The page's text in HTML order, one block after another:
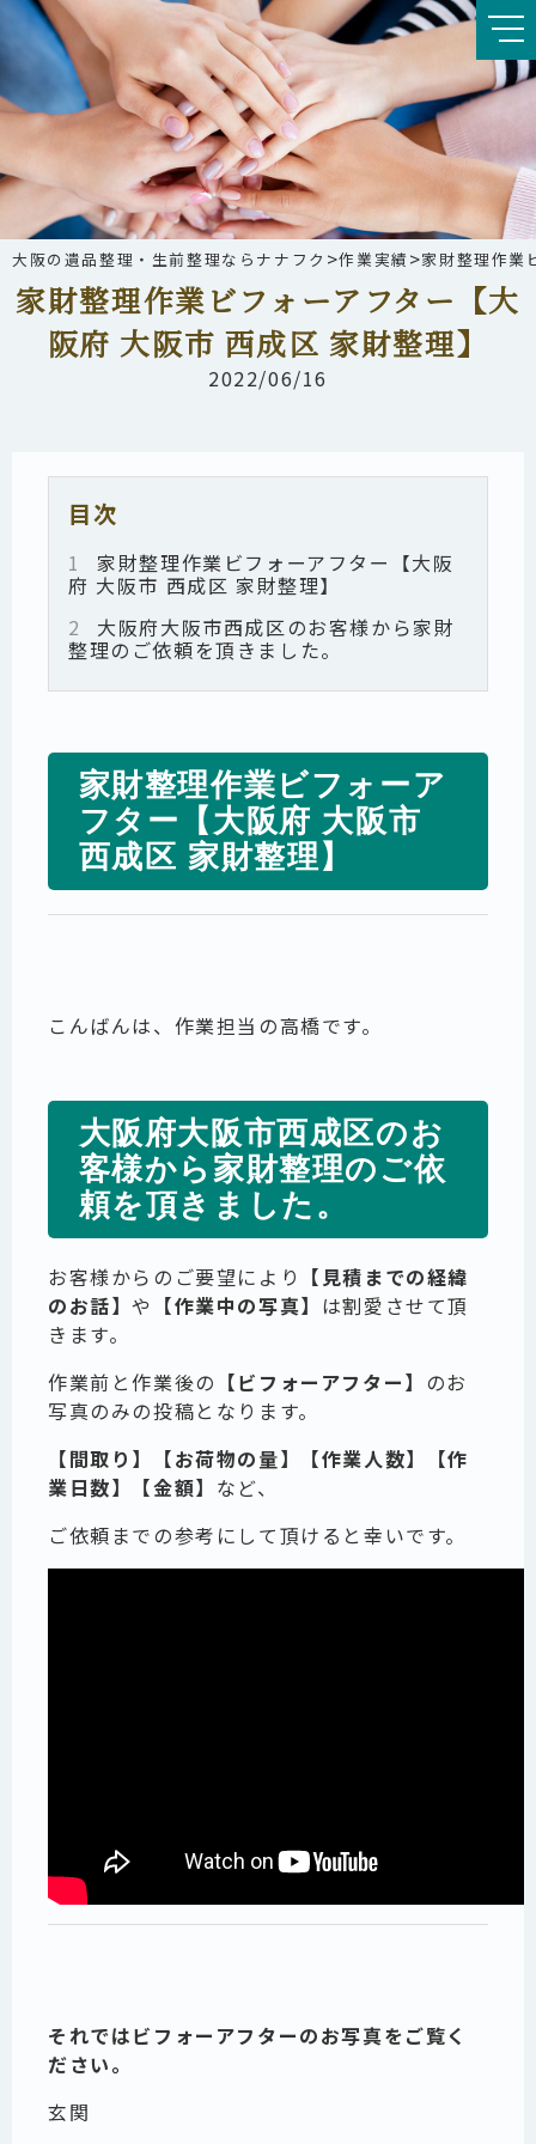
大阪の遺品整理・生前整理ならナナフク >作業実績 >家財整理作業
家財整理作業ビフォーアフター【大
阪府 大阪市 西成区 家財整理】
2022/06/16
目次
1 家財整理作業ビフォーアフター【大阪
府 大阪市 西成区 家財整理】
2
大阪府大阪市西成区のお客様から家財
整理のご依頼を頂きました。
家財整理作業ビフォーア
フター【大阪府 大阪市
西成区 家財整理】
こんばんは、作業担当の高橋です。
大阪府大阪市西成区のお
客様から家財整理のご依
頼を頂きました。
お客様からのご要望により 【見積までの経緯
のお話】や 【作業中の写真】 は割愛させて頂
きます。
作業前と作業後の 【ビフォーアフター】 のお
写真のみの投稿となります。
【間取り】【お荷物の量】【作業人数】【作
業日数】【金額】 など、
ご依頼までの参考にして頂けると幸いです。
それではビフォーアフターのお写真をご覧く
ださい。
玄関